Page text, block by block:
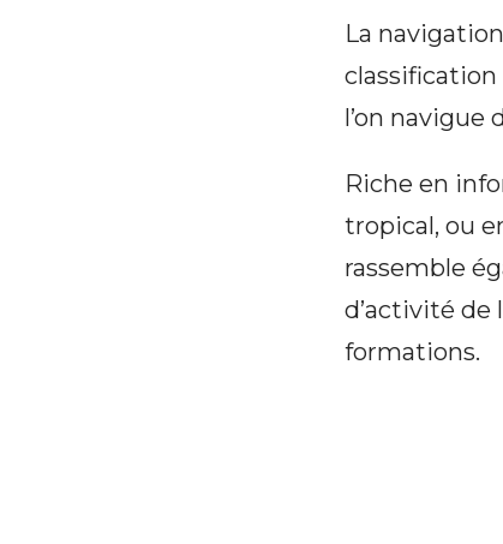
La
classification
l’on navigue
Riche en
tropical, ou
rassemble
d’activité de
formations.